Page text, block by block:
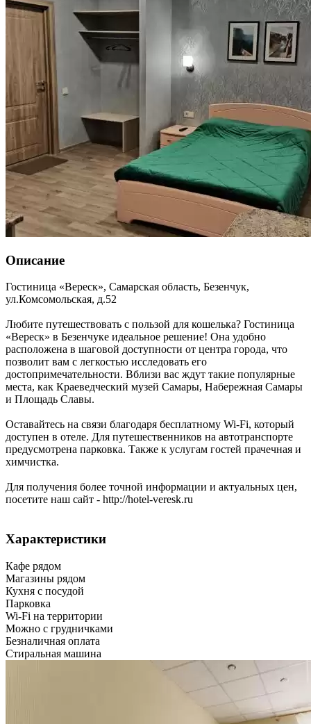
Описание
Гостиница «Вереск», Самарская область, Безенчук,
ул.Комсомольская, д.52
Любите путешествовать с пользой для кошелька? Гостиница
«Вереск» в Безенчуке идеальное решение! Она удобно
расположена в шаговой доступности от центра города, что
позволит вам с легкостью исследовать его
достопримечательности. Вблизи вас ждут такие популярные
места, как Краеведческий музей Самары, Набережная Самары
и Площадь Славы.
Оставайтесь на связи благодаря бесплатному Wi-Fi, который
доступен в отеле. Для путешественников на автотранспорте
предусмотрена парковка. Также к услугам гостей прачечная и
химчистка.
Для получения более точной информации и актуальных цен,
посетите наш сайт - http://hotel-veresk.ru
Характеристики
Кафе рядом
Магазины рядом
Кухня с посудой
Парковка
Wi-Fi на территории
Можно с грудничками
Безналичная оплата
Стиральная машина